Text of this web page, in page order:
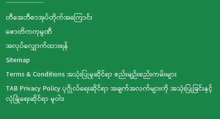
တီအေဘီစာအုပ်တိုက်အကြောင်း
ဇောတိကကုမ္ပဏီ
အလုပ်လျှောက်ထားရန်
Sitemap
Terms & Conditions အသုံးပြုမှုဆိုင်ရာ စည်းမျဉ်းစည်းကမ်းများ
TAB Privacy Policy ပုဂ္ဂိုလ်ရေးဆိုင်ရာ အချက်အလက်များကို အသုံးပြုခြင်းနှင့်
လုံခြုံရေးဆိုင်ရာ မူဝါဒ